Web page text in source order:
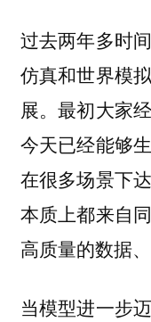
过去两年多时
仿真和世界模
展。最初大家
今天已经能够
在很多场景下
本质上都来自
高质量的数据
当模型进一步